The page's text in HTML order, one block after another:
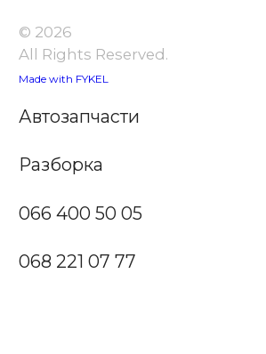
© 2026
All Rights Reserved.
Made with FYKEL
Автозапчасти
Разборка
066 400 50 05
068 221 07 77